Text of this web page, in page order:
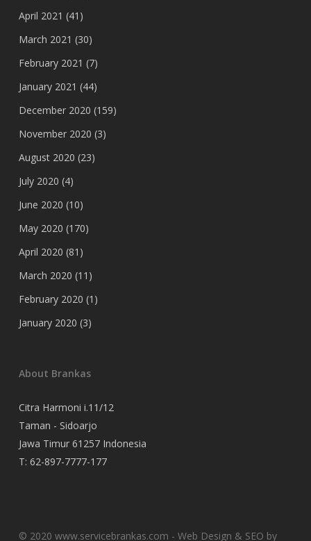
April 2021 (41)
March 2021 (30)
February 2021 (7)
January 2021 (44)
December 2020 (159)
November 2020 (3)
August 2020 (23)
July 2020 (4)
June 2020 (10)
May 2020 (170)
April 2020 (81)
March 2020 (11)
February 2020 (1)
January 2020 (3)
About Brankas
Citra Harmoni i.11/12
Taman - Sidoarjo
Jawa Timur 61257 Indonesia
T: 62-897-7777-177
© 2020 www.servicebrankas.com - Web Design & SEO by